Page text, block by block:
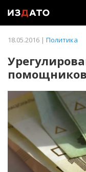
18.05.2016 | Политика